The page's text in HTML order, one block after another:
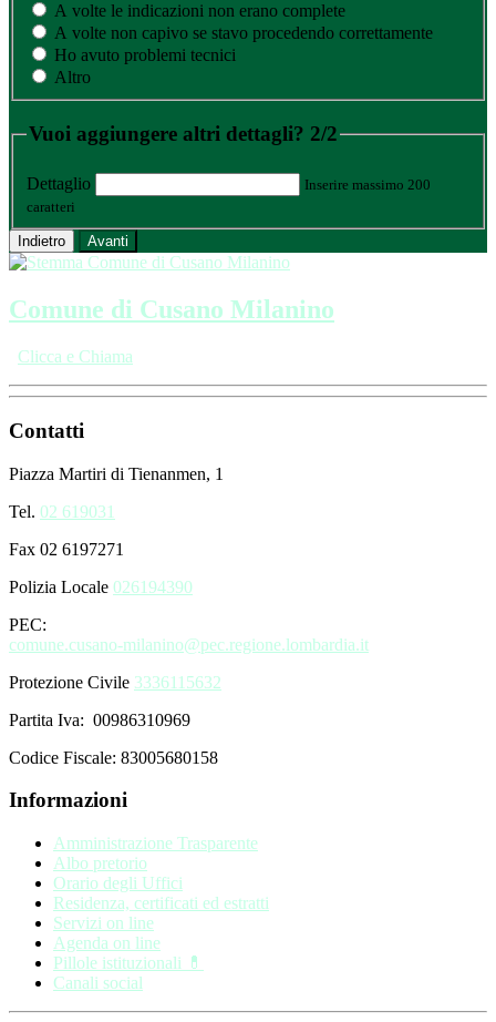
A volte le indicazioni non erano complete
A volte non capivo se stavo procedendo correttamente
Ho avuto problemi tecnici
Altro
Vuoi aggiungere altri dettagli? 2/2
Dettaglio
Inserire massimo 200
caratteri
Indietro Avanti
Comune di Cusano Milanino
Clicca e Chiama
Contatti
Piazza Martiri di Tienanmen, 1
Tel. 02 619031
Fax 02 6197271
Polizia Locale 026194390
PEC:
comune.cusano-milanino@pec.regione.lombardia.it
Protezione Civile 3336115632
Partita Iva: 00986310969
Codice Fiscale: 83005680158
Informazioni
Amministrazione Trasparente
Albo pretorio
Orario degli Uffici
Residenza, certificati ed estratti
Servizi on line
Agenda on line
Pillole istituzionali 💊
Canali social